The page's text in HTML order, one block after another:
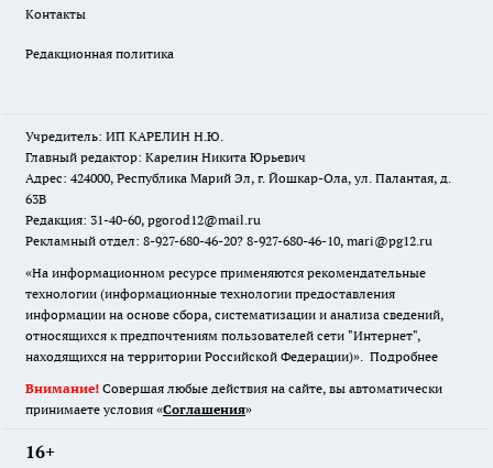
Контакты
Редакционная политика
Учредитель: ИП КАРЕЛИН Н.Ю.
Главный редактор: Карелин Никита Юрьевич
Адрес: 424000, Республика Марий Эл, г. Йошкар-Ола, ул. Палантая, д.
63В
Редакция: 31-40-60, pgorod12@mail.ru
Рекламный отдел: 8-927-680-46-20? 8-927-680-46-10, mari@pg12.ru
«На информационном ресурсе применяются рекомендательные
технологии (информационные технологии предоставления
информации на основе сбора, систематизации и анализа сведений,
относящихся к предпочтениям пользователей сети "Интернет",
находящихся на территории Российской Федерации)». Подробнее
Внимание! Совершая любые действия на сайте, вы автоматически
принимаете условия «Cоглашения»
16+